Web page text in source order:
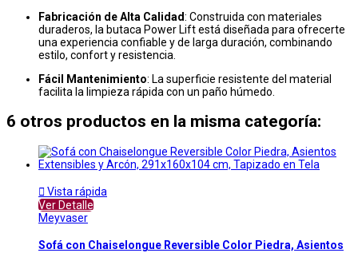
Fabricación de Alta Calidad: Construida con materiales
duraderos, la butaca Power Lift está diseñada para ofrecerte
una experiencia confiable y de larga duración, combinando
estilo, confort y resistencia.
Fácil Mantenimiento: La superficie resistente del material
facilita la limpieza rápida con un paño húmedo.
6 otros productos en la misma categoría:
 Vista rápida
Ver Detalle
Meyvaser
Sofá con Chaiselongue Reversible Color Piedra, Asientos